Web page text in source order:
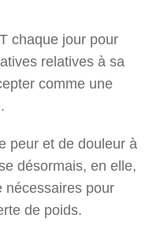
chaque jour pour
relatives à sa
comme une
peur et de douleur à
désormais, en elle,
nécessaires pour
de poids.